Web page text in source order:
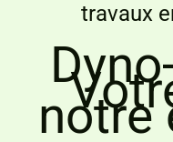
travaux
notre